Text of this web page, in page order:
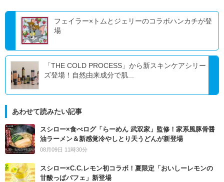
フェイラー×トムとジェリーのコラボハンカチが登
場
「THE COLD PROCESS」から新スキンケアシリー
ズ登場！自然由来成分で肌...
あわせて読みたい記事
スシロー×食べログ「らーめん 武双家」監修！家系風豚骨醤
油ラーメン＆新感覚冷やしとり天うどんが新登場
08月09日 11時30分
スシロー×C.C.レモン初コラボ！夏限定「おいしーレモンの
甘酸っぱパフェ」新登場